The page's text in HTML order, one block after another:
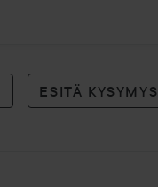
ESITÄ KYSYMYS